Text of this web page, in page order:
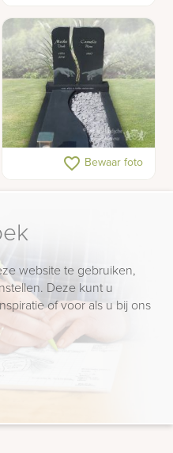
Antraciet grafmonument
met klassieke illustratie
favorite_border Bewaar foto
website te gebruiken,
Deze kunt u
of voor als u bij ons